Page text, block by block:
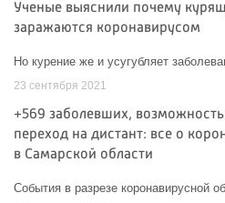
Ученые выяснили почему
заражаются коронавирусом
Но курение же и усугубляет
23 сентября 2021
+569 заболевших,
переход на дистант: все о
в Самарской области
События в разрезе коронавирусной